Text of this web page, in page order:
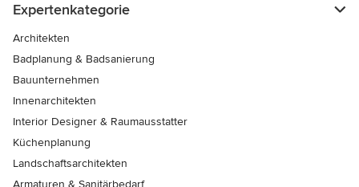
Expertenkategorie
Architekten
Badplanung & Badsanierung
Bauunternehmen
Innenarchitekten
Interior Designer & Raumausstatter
Küchenplanung
Landschaftsarchitekten
Armaturen & Sanitärbedarf